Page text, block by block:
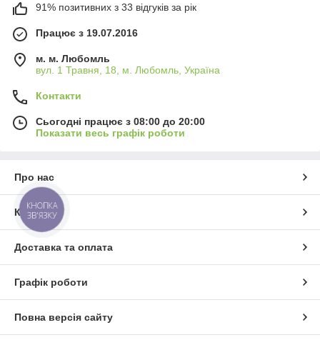
91% позитивних з 33 відгуків за рік
Працює з 19.07.2016
м. м. Любомль
вул. 1 Травня, 18, м. Любомль, Україна
Контакти
Сьогодні працює з 08:00 до 20:00
Показати весь графік роботи
Про нас
Контакти
Доставка та оплата
Графік роботи
Повна версія сайту
КНОПКА
ЗВ'ЯЗКУ